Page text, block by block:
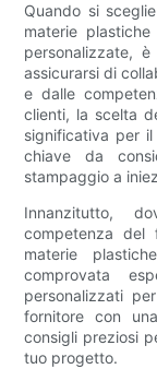
Quando si
materie
personalizzate,
assicurarsi di
e dalle
clienti, la scelta
significativa per
chiave da
stampaggio a
Innanzitutto,
competenza del
materie
comprovata
personalizzati
fornitore con
consigli preziosi
tuo progetto.